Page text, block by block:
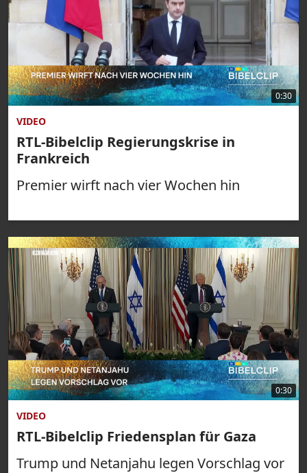
0:30
VIDEO
RTL-Bibelclip Regierungskrise in
Frankreich
Premier wirft nach vier Wochen hin
0:30
VIDEO
RTL-Bibelclip Friedensplan für Gaza
Trump und Netanjahu legen Vorschlag vor